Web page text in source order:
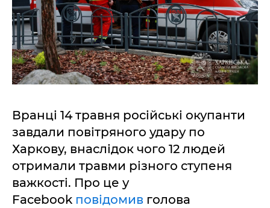
Вранці 14 травня російські окупанти
завдали повітряного удару по
Харкову, внаслідок чого 12 людей
отримали травми різного ступеня
важкості. Про це у
Facebook повідомив голова